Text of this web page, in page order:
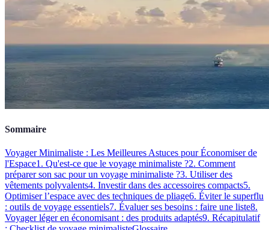
Sommaire
Voyager Minimaliste : Les Meilleures Astuces pour Économiser de
l'Espace1. Qu'est-ce que le voyage minimaliste ?2. Comment
préparer son sac pour un voyage minimaliste ?3. Utiliser des
vêtements polyvalents4. Investir dans des accessoires compacts5.
Optimiser l’espace avec des techniques de pliage6. Éviter le superflu
: outils de voyage essentiels7. Évaluer ses besoins : faire une liste8.
Voyager léger en économisant : des produits adaptés9. Récapitulatif